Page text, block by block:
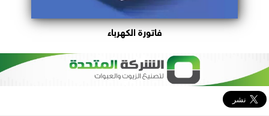
فاتورة الكهرباء